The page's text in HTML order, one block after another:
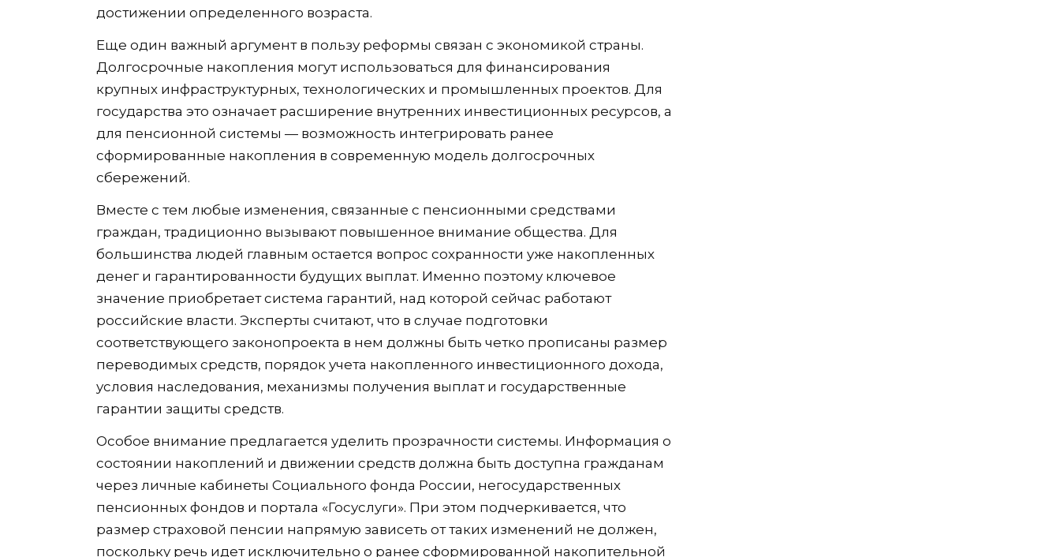
достижении определенного возраста.
Еще один важный аргумент в пользу реформы связан с экономикой страны.
Долгосрочные накопления могут использоваться для финансирования
крупных инфраструктурных, технологических и промышленных проектов. Для
государства это означает расширение внутренних инвестиционных ресурсов, а
для пенсионной системы — возможность интегрировать ранее
сформированные накопления в современную модель долгосрочных
сбережений.
Вместе с тем любые изменения, связанные с пенсионными средствами
граждан, традиционно вызывают повышенное внимание общества. Для
большинства людей главным остается вопрос сохранности уже накопленных
денег и гарантированности будущих выплат. Именно поэтому ключевое
значение приобретает система гарантий, над которой сейчас работают
российские власти. Эксперты считают, что в случае подготовки
соответствующего законопроекта в нем должны быть четко прописаны размер
переводимых средств, порядок учета накопленного инвестиционного дохода,
условия наследования, механизмы получения выплат и государственные
гарантии защиты средств.
Особое внимание предлагается уделить прозрачности системы. Информация о
состоянии накоплений и движении средств должна быть доступна гражданам
через личные кабинеты Социального фонда России, негосударственных
пенсионных фондов и портала «Госуслуги». При этом подчеркивается, что
размер страховой пенсии напрямую зависеть от таких изменений не должен,
поскольку речь идет исключительно о ранее сформированной накопительной